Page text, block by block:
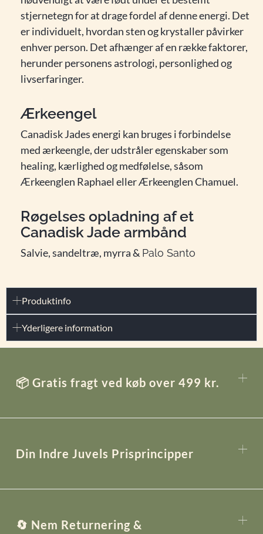
stjernetegn for at drage fordel af denne energi. Det
er individuelt, hvordan sten og krystaller påvirker
enhver person. Det afhænger af en række faktorer,
herunder personens astrologi, personlighed og
livserfaringer.
Ærkeengel
Canadisk Jades energi kan bruges i forbindelse
med ærkeengle, der udstråler egenskaber som
healing, kærlighed og medfølelse, såsom
Ærkeenglen Raphael eller Ærkeenglen Chamuel.
Røgelses opladning af et
Canadisk Jade armbånd
Salvie, sandeltræ, myrra & Palo Santo
Produktinfo
Yderligere information
📦 Gratis fragt ved køb over 499 kr.
Din Indre Juvels Prisprincipper
🔄 Nem Returnering &